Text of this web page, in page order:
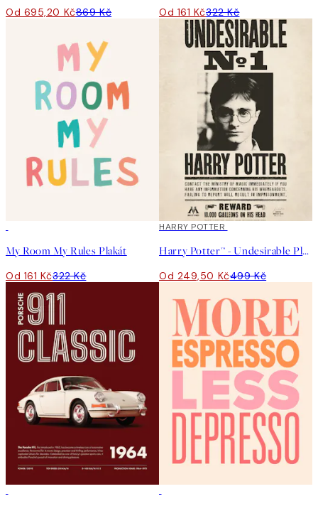
Od 695,20 Kč869 Kč Od 161 Kč322 Kč
My Room My Rules Plakát
Od 161 Kč322 Kč
50%*
HARRY POTTER
Harry Potter™ - Undesirable Plakát
Od 249,50 Kč499 Kč